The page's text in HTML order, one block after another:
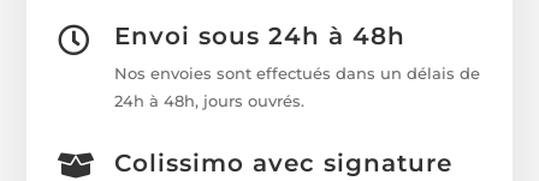
 Envoi sous 24h à 48h
Nos envoies sont effectués dans un délais de
24h à 48h, jours ouvrés.
 Colissimo avec signature